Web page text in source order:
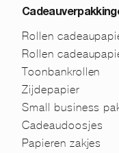
Rollen
Rollen
Toonbankrollen
Zijdepapier
Small business
Cadeaudoosjes
Papieren zakjes